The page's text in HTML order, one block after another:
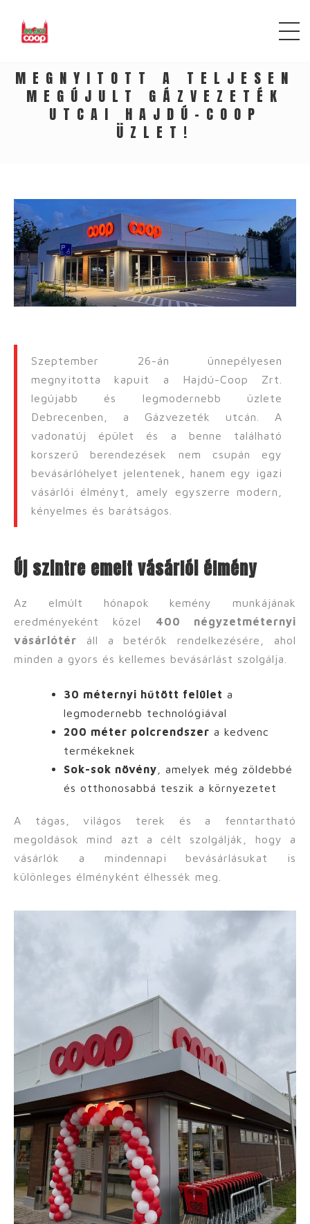
MEGNYITOTT A TELJESEN
MEGÚJULT GÁZVEZETÉK
UTCAI HAJDÚ-COOP
ÜZLET!
Szeptember 26-án ünnepélyesen
megnyitotta kapuit a Hajdú-Coop Zrt.
legújabb és legmodernebb üzlete
Debrecenben, a Gázvezeték utcán. A
vadonatúj épület és a benne található
korszerű berendezések nem csupán egy
bevásárlóhelyet jelentenek, hanem egy igazi
vásárlói élményt, amely egyszerre modern,
kényelmes és barátságos.
Új szintre emelt vásárlói élmény
Az elmúlt hónapok kemény munkájának
eredményeként közel 400 négyzetméternyi
vásárlótér áll a betérők rendelkezésére, ahol
minden a gyors és kellemes bevásárlást szolgálja.
30 méternyi hűtött felület a
legmodernebb technológiával
200 méter polcrendszer a kedvenc
termékeknek
Sok-sok növény , amelyek még zöldebbé
és otthonosabbá teszik a környezetet
A tágas, világos terek és a fenntartható
megoldások mind azt a célt szolgálják, hogy a
vásárlók a mindennapi bevásárlásukat is
különleges élményként élhessék meg.